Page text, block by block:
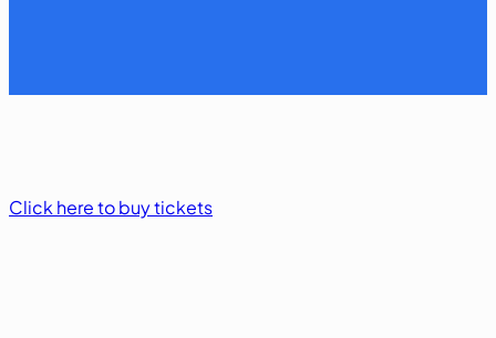
Click here to buy tickets